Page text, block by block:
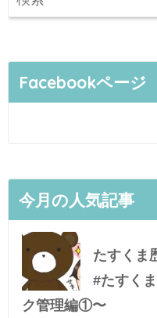
Facebookページ
今月の人気記事
たすくま
#たすく
ク管理編①〜